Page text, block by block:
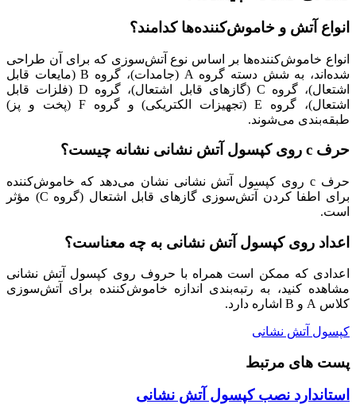
انواع آتش و خاموش‌کننده‌ها کدامند؟
انواع خاموش‌کننده‌ها بر اساس نوع آتش‌سوزی که برای آن طراحی
شده‌اند، به شش دسته گروه A (جامدات)، گروه B (مایعات قابل
اشتعال)، گروه C (گازهای قابل اشتعال)، گروه D (فلزات قابل
اشتعال)، گروه E (تجهیزات الکتریکی) و گروه F (پخت و پز)
طبقه‌بندی می‌شوند.
حرف c روی کپسول آتش نشانی نشانه چیست؟
حرف c روی کپسول آتش نشانی نشان می‌دهد که خاموش‌کننده
برای اطفا کردن آتش‌سوزی گازهای قابل اشتعال (گروه C) مؤثر
است.
اعداد روی کپسول آتش نشانی به چه معناست؟
اعدادی که ممکن است همراه با حروف روی کپسول آتش نشانی
مشاهده کنید، به رتبه‌بندی اندازه خاموش‌کننده‌ برای آتش‌سوزی
کلاس A و B اشاره دارد.
کپسول آتش نشانی
پست های مرتبط
استاندارد نصب کپسول آتش نشانی